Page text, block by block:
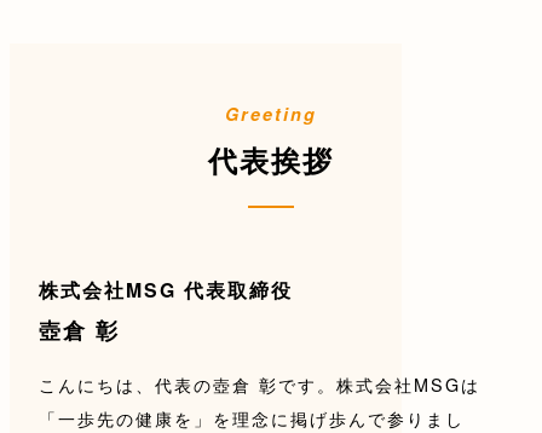
代表挨拶
株式会社MSG 代表取締役
壺倉 彰
こんにちは、代表の壺倉 彰です。株式会社MSGは
「一歩先の健康を」を理念に掲げ歩んで参りまし